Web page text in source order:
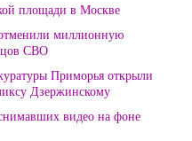
площади в Москве
миллионную
СВО
Приморья открыли
Дзержинскому
видео на фоне